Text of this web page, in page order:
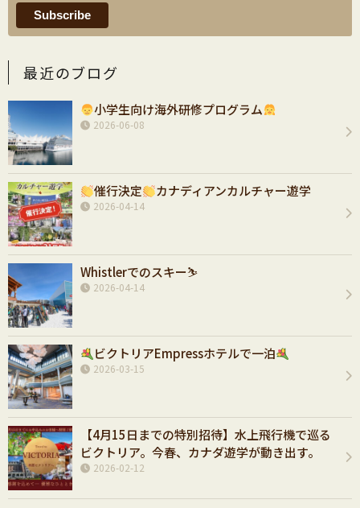
最近のブログ
小学生向け海外研修プログラム
2026-06-08
催行決定 カナディアンカルチャー遊学
2026-04-14
Whistlerでのスキー⛷️
2026-04-14
ビクトリアEmpressホテルで一泊
2026-03-15
【4月15日までの特別招待】水上飛行機で巡る
ビクトリア。今春、カナダ遊学が動き出す。
2026-02-12